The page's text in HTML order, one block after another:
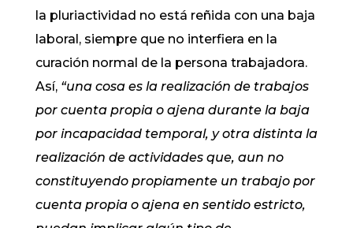
la pluriactividad no está reñida con una baja
laboral, siempre que no interfiera en la
curación normal de la persona trabajadora.
Así, “una cosa es la realización de trabajos
por cuenta propia o ajena durante la baja
por incapacidad temporal, y otra distinta la
realización de actividades que, aun no
constituyendo propiamente un trabajo por
cuenta propia o ajena en sentido estricto,